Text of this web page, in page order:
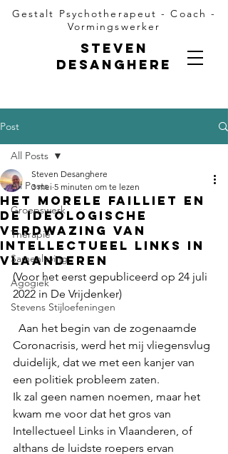
Steven
Desanghere
Gestalt Psychotherapeut - Coach -
Vormingswerker
Post
All Posts
Groepswerk
Therapie
Samenleving
Agogiek
Stevens Stijloefeningen
All Posts
Het morele failliet en
de ideologische
verdwazing van
intellectueel links in
Vlaanderen
Steven Desanghere
3 mei 5 minuten om te lezen
(Voor het eerst gepubliceerd op 24 juli
2022 in De Vrijdenker)
Coronacrisis, werd het mij vliegensvlug
duidelijk, dat we met een kanjer van
een politiek probleem zaten.
Ik zal geen namen noemen, maar het
kwam me voor dat het gros van
Intellectueel Links in Vlaanderen, of
althans de luidste roepers ervan